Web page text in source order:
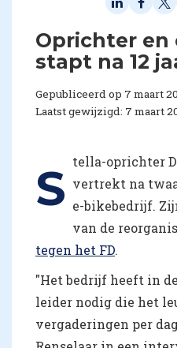
Oprichter en
stapt na 12
Gepubliceerd op 7 maart
Laatst gewijzigd: 7 maart
S tella-oprichter
vertrekt na
e-bikebedrijf.
van de
tegen het FD.
"Het bedrijf heeft in
leider nodig die het
vergaderingen per